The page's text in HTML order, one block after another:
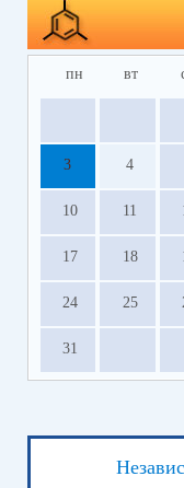
пн вт
3 4
10 11
17 18
24 25
31